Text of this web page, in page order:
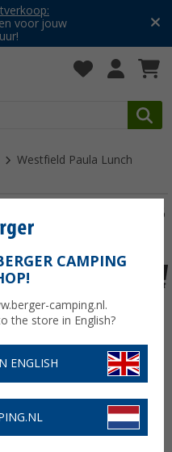
voor jouw
Westfield Paula Lunch
19 x 9.5 x 26.5
CAMPING
camping.nl.
the store in English?
ENGLISH